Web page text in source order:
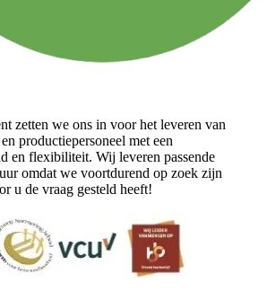
zetten we ons in voor het leveren van
productiepersoneel met een
en flexibiliteit. Wij leveren passende
omdat we voortdurend op zoek zijn
u de vraag gesteld heeft!